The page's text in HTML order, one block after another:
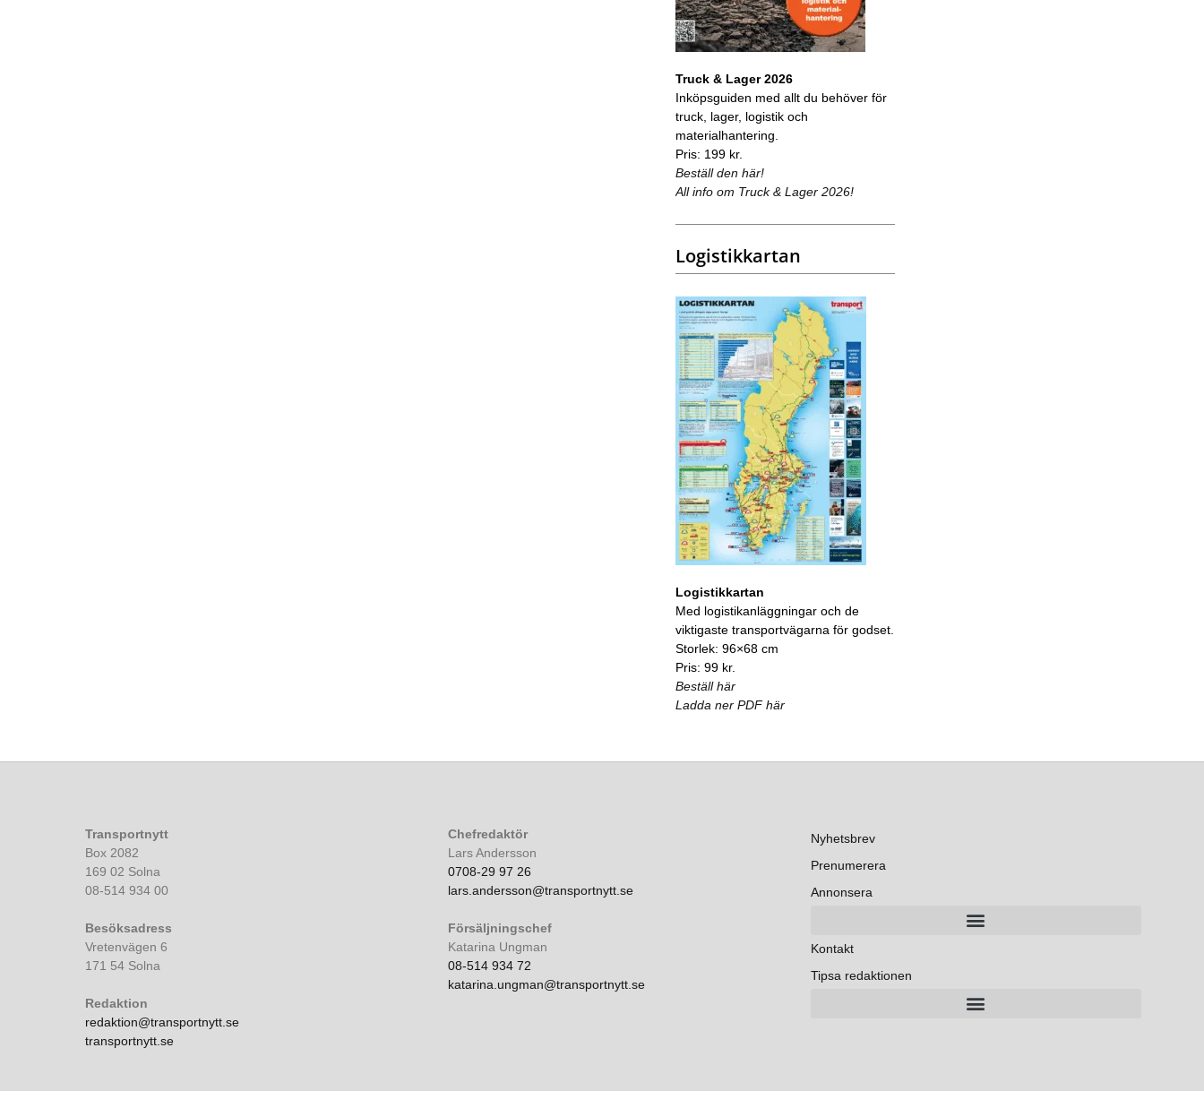
Truck & Lager 2026
Inköpsguiden med allt du behöver för
truck, lager, logistik och
materialhantering.
Pris: 199 kr.
Beställ den här!
All info om Truck & Lager 2026!
Logistikkartan
Logistikkartan
Med logistikanläggningar och de
viktigaste transportvägarna för godset.
Storlek: 96×68 cm
Pris: 99 kr.
Beställ här
Ladda ner PDF här
Transportnytt
Box 2082
169 02 Solna
08-514 934 00
Besöksadress
Vretenvägen 6
171 54 Solna
Redaktion
redaktion@transportnytt.se
transportnytt.se
Chefredaktör
Lars Andersson
0708-29 97 26
lars.andersson@transportnytt.se
Försäljningschef
Katarina Ungman
08-514 934 72
katarina.ungman@transportnytt.se
Nyhetsbrev
Prenumerera
Annonsera
Kontakt
Tipsa redaktionen